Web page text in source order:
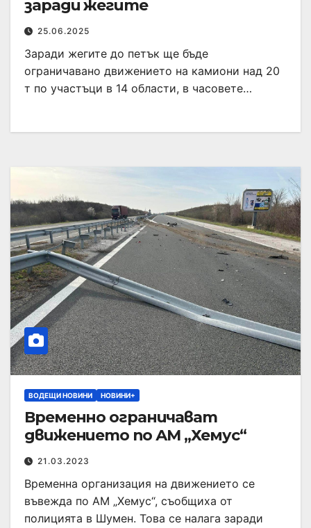
заради жегите
25.06.2025
Заради жегите до петък ще бъде
ограничавано движението на камиони над 20
т по участъци в 14 области, в часовете…
ВОДЕЩИ НОВИНИ НОВИНИ+
Временно ограничават
движението по АМ „Хемус“
21.03.2023
Временна организация на движението се
въвежда по АМ „Хемус“, съобщиха от
полицията в Шумен. Това се налага заради